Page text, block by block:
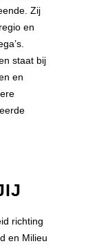
Zij
en
staat bij
en
richting
en Milieu